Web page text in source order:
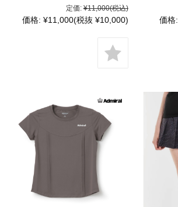
定価: ¥11,000(税込)
価格: ¥11,000(税抜 ¥10,000) 価格: